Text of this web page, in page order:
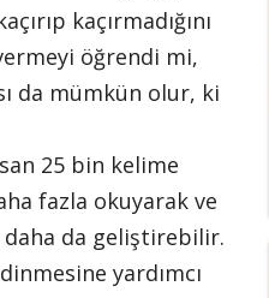
kaçırmadığını
öğrendi mi,
da mümkün olur, ki
25 bin kelime
fazla okuyarak ve
daha da geliştirebilir.
yardımcı